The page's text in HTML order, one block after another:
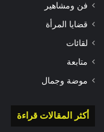
فن ومشاهير
قضايا المرأة
لقائات
متابعة
موضة وجمال
أكثر المقالات قراءة